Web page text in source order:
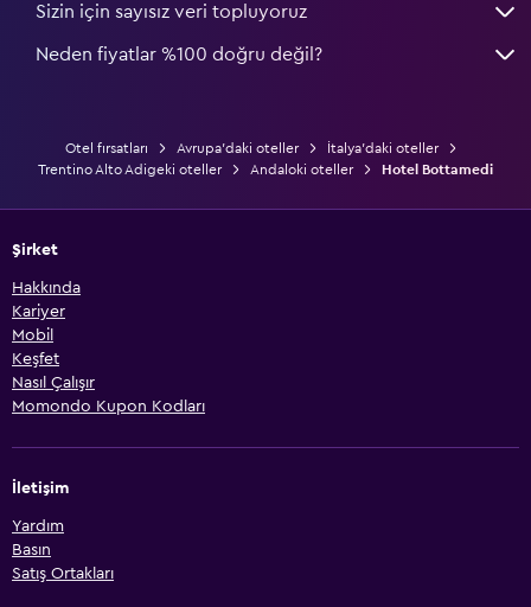
Sizin için sayısız veri topluyoruz
Neden fiyatlar %100 doğru değil?
Otel fırsatları Avrupa'daki oteller
İtalya'daki oteller
Trentino Alto Adigeki oteller
Andaloki oteller Hotel Bottamedi
Şirket
Hakkında
Kariyer
Mobil
Keşfet
Nasıl Çalışır
Momondo Kupon Kodları
İletişim
Yardım
Basın
Satış Ortakları